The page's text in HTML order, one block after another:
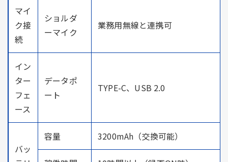
マイ
ク接
続
ショルダ
ーマイク
業務用無線と連携可
イン
ター
フェ
ース
データポ
ート
TYPE-C、USB 2.0
バッ
容量 3200mAh（交換可能）